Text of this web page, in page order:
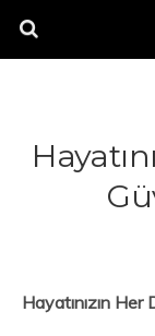
Hayatınızın